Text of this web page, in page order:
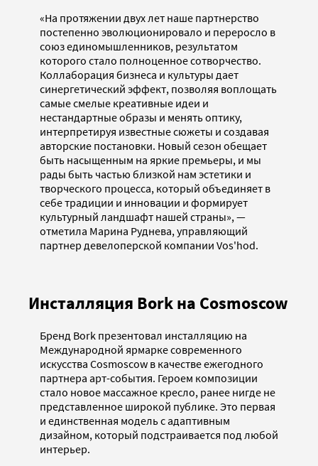
«На протяжении двух лет наше партнерство
постепенно эволюционировало и переросло в
союз единомышленников, результатом
которого стало полноценное сотворчество.
Коллаборация бизнеса и культуры дает
синергетический эффект, позволяя воплощать
самые смелые креативные идеи и
нестандартные образы и менять оптику,
интерпретируя известные сюжеты и создавая
авторские постановки. Новый сезон обещает
быть насыщенным на яркие премьеры, и мы
рады быть частью близкой нам эстетики и
творческого процесса, который объединяет в
себе традиции и инновации и формирует
культурный ландшафт нашей страны», —
отметила Марина Руднева, управляющий
партнер девелоперской компании Vos'hod.
Инсталляция Bork на Cosmoscow
Бренд Bork презентовал инсталляцию на
Международной ярмарке современного
искусства Cosmoscow в качестве ежегодного
партнера арт-события. Героем композиции
стало новое массажное кресло, ранее нигде не
представленное широкой публике. Это первая
и единственная модель с адаптивным
дизайном, который подстраивается под любой
интерьер.